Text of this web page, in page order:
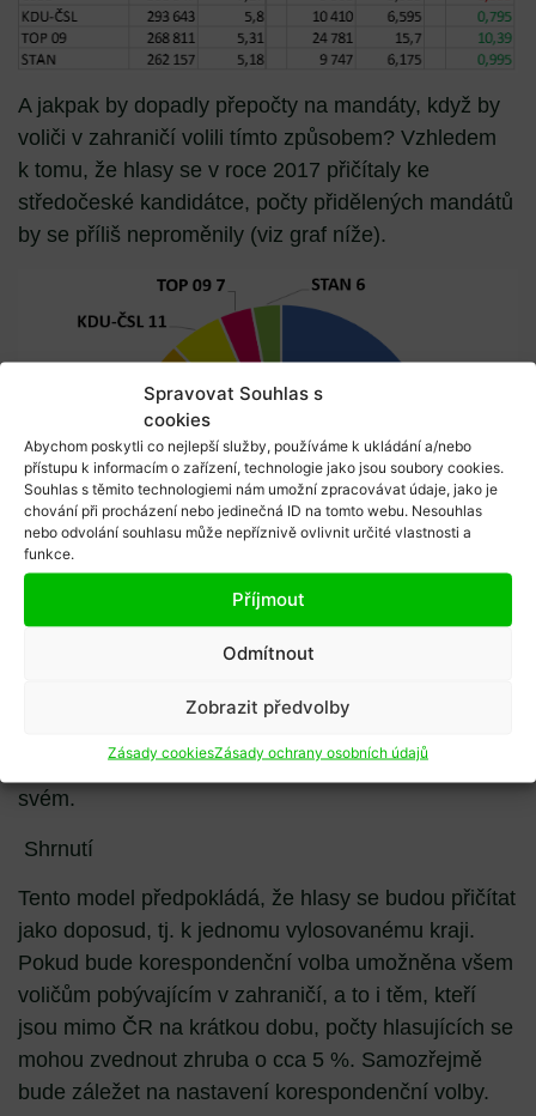
Spravovat Souhlas s
cookies
Abychom poskytli co nejlepší služby, používáme k ukládání a/nebo
přístupu k informacím o zařízení, technologie jako jsou soubory cookies.
Souhlas s těmito technologiemi nám umožní zpracovávat údaje, jako je
chování při procházení nebo jedinečná ID na tomto webu. Nesouhlas
nebo odvolání souhlasu může nepříznivě ovlivnit určité vlastnosti a
funkce.
Příjmout
Odmítnout
Zobrazit předvolby
Zásady cookiesZásady ochrany osobních údajů
A jakpak by dopadly přepočty na mandáty, když by
voliči v zahraničí volili tímto způsobem? Vzhledem
k tomu, že hlasy se v roce 2017 přičítaly ke
středočeské kandidátce, počty přidělených mandátů
by se příliš neproměnily (viz graf níže).
I přes znatelnou podporu ze zahraničí by efekt byl
prospěch KDU-ČSL. Ostatní strany by zůstaly na
svém.
Shrnutí
Tento model předpokládá, že hlasy se budou přičítat
jako doposud, tj. k jednomu vylosovanému kraji.
Pokud bude korespondenční volba umožněna všem
voličům pobývajícím v zahraničí, a to i těm, kteří
jsou mimo ČR na krátkou dobu, počty hlasujících se
mohou zvednout zhruba o cca 5 %. Samozřejmě
bude záležet na nastavení korespondenční volby.